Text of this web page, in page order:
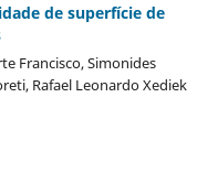
de superfície de
Francisco, Simonides
Rafael Leonardo Xediek